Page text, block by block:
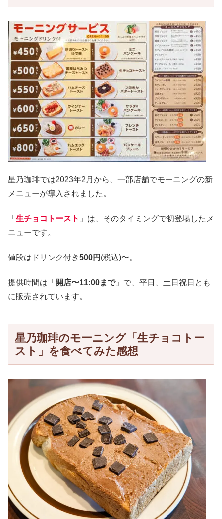
星乃珈琲では2023年2月から、一部店舗でモーニングの新
メニューが導入されました。
「 生チョコトースト 」は、そのタイミングで初登場したメ
ニューです。
値段はドリンク付き500円 (税込)〜。
提供時間は「 開店〜11:00まで」で、平日、土日祝日とも
に販売されています。
星乃珈琲のモーニング「生チョコトー
スト」を食べてみた感想